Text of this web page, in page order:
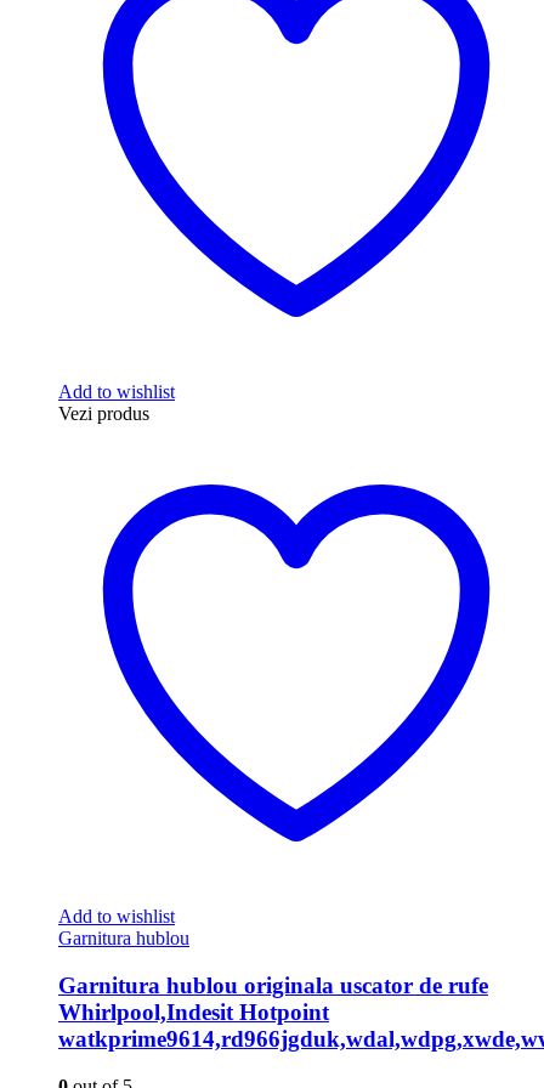
Add to wishlist
Vezi produs
Add to wishlist
Garnitura hublou
Garnitura hublou originala uscator de rufe
Whirlpool,Indesit Hotpoint